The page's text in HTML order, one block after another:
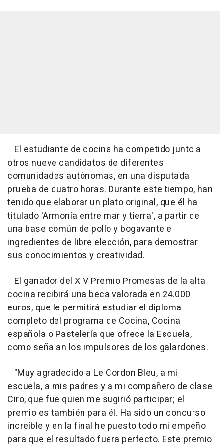
El estudiante de cocina ha competido junto a
otros nueve candidatos de diferentes
comunidades autónomas, en una disputada
prueba de cuatro horas. Durante este tiempo, han
tenido que elaborar un plato original, que él ha
titulado 'Armonía entre mar y tierra', a partir de
una base común de pollo y bogavante e
ingredientes de libre elección, para demostrar
sus conocimientos y creatividad.
El ganador del XIV Premio Promesas de la alta
cocina recibirá una beca valorada en 24.000
euros, que le permitirá estudiar el diploma
completo del programa de Cocina, Cocina
española o Pastelería que ofrece la Escuela,
como señalan los impulsores de los galardones.
"Muy agradecido a Le Cordon Bleu, a mi
escuela, a mis padres y a mi compañero de clase
Ciro, que fue quien me sugirió participar; el
premio es también para él. Ha sido un concurso
increíble y en la final he puesto todo mi empeño
para que el resultado fuera perfecto. Este premio